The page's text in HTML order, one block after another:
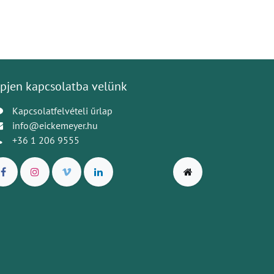
kapcsolatba velünk
Kapcsolatfelvételi űrlap
info@eickemeyer.hu
+36 1 206 9555